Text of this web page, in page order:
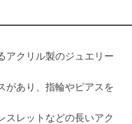
アクリル製のジュエリー
があり、指輪やピアスを
スレットなどの長いアク